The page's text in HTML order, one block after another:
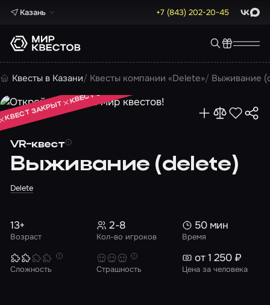
Казань +7 (843) 202-20-45 Max
Квесты в Казани Квесты компании «Delete» Выживание
VR-квест
Выживание (delete)
Delete
КВЕСТ ЗАКРЫТ
КВЕСТ ЗАКРЫТ
КВЕСТ ЗАКРЫТ
Возраст
13+
Кол-во игроков
2-8
Время
50 мин
Сложность Страшность Цена за человека
от 1 250 ₽